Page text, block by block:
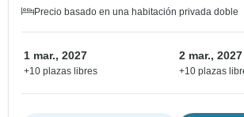
Precio basado en una habitación privada doble
1 mar., 2027
+10 plazas libres
2 mar., 2027
+10 plazas